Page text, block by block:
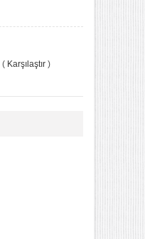
( Karşılaştır )